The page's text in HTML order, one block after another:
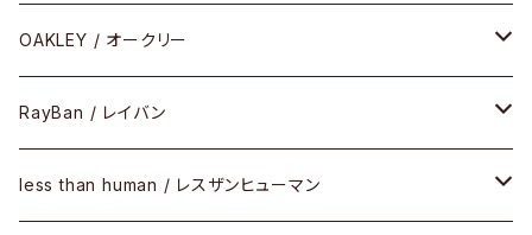
PLASTIC（プラスティックシリーズ）
SIRMONT（サーモントシリーズ）
SUNSHIFT
コンビ
メタルフレーム
その他
セルフレーム
OAKLEY / オークリー
メガネフレーム
サングラス
RayBan / レイバン
メガネフレーム
less than human / レスザンヒューマン